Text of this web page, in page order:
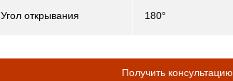
Угол открывания 180°
Получить консультацию